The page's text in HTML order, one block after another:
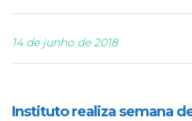
14 de junho de 2018
Instituto realiza semana